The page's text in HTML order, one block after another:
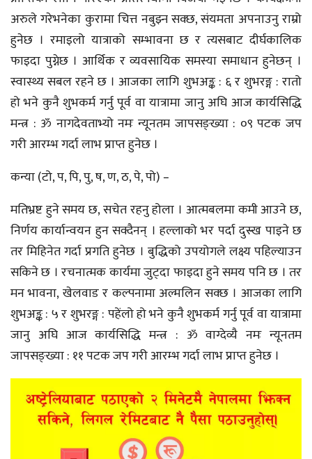
अरुले गरेभनेका कुरामा चित्त नबुझ्न सक्छ, संयमता अपनाउनु राम्रो
हुनेछ । रमाइलो यात्राको सम्भावना छ र त्यसबाट दीर्घकालिक
फाइदा पुग्नेछ । आर्थिक र व्यवसायिक समस्या समाधान हुनेछन् ।
स्वास्थ्य सबल रहने छ । आजका लागि शुभअङ्क : ६ र शुभरङ्ग : रातो
हो भने कुनै शुभकर्म गर्नु पूर्व वा यात्रामा जानु अघि आज कार्यसिद्धि
मन्त्र : ॐ नागदेवताभ्यो नमः न्यूनतम जापसङ्ख्या : ०९ पटक जप
गरी आरम्भ गर्दा लाभ प्राप्त हुनेछ ।
कन्या (टो, प, पि, पु, ष, ण, ठ, पे, पो) –
मतिभ्रष्ट हुने समय छ, सचेत रहनु होला । आत्मबलमा कमी आउने छ,
निर्णय कार्यान्वयन हुन सक्दैनन् । हल्लाको भर पर्दा दुस्ख पाइने छ
तर मिहिनेत गर्दा प्रगति हुनेछ । बुद्धिको उपयोगले लक्ष्य पहिल्याउन
सकिने छ । रचनात्मक कार्यमा जुट्दा फाइदा हुने समय पनि छ । तर
मन भावना, खेलवाड र कल्पनामा अल्मलिन सक्छ । आजका लागि
शुभअङ्क : ५ र शुभरङ्ग : पहेंलो हो भने कुनै शुभकर्म गर्नु पूर्व वा यात्रामा
जानु अघि आज कार्यसिद्धि मन्त्र : ॐ वाग्देव्यै नमः न्यूनतम
जापसङ्ख्या : ११ पटक जप गरी आरम्भ गर्दा लाभ प्राप्त हुनेछ ।